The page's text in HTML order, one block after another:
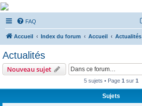
De Musicae Militari -
Forums
Forums de discussions
FAQ
Accueil Index du forum Accueil Actualités
Actualités
Nouveau sujet
5 sujets • Page 1 sur 1
Sujets